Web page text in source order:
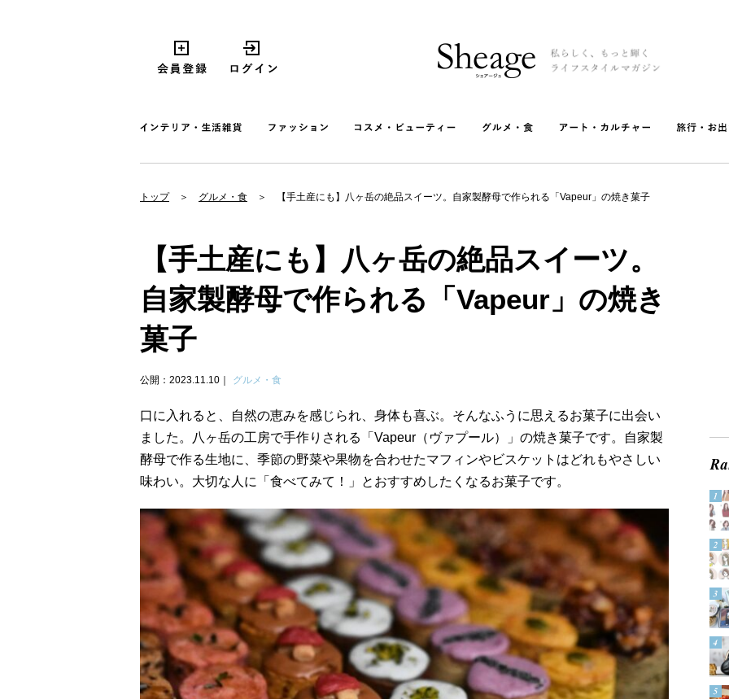
トップ グルメ・食 【手土産にも】八ヶ岳の絶品スイーツ。自家製酵母で作られる「Vapeur」の焼き菓子
【手土産にも】八ヶ岳の絶品スイーツ。
自家製酵母で作られる「Vapeur」の焼き
菓子
公開：2023.11.10 グルメ・食
口に入れると、自然の恵みを感じられ、身体も喜ぶ。そんなふうに思えるお菓子に出会い
ました。八ヶ岳の工房で手作りされる「Vapeur（ヴァプール）」の焼き菓子です。自家製
酵母で作る生地に、季節の野菜や果物を合わせたマフィンやビスケットはどれもやさしい
味わい。大切な人に「食べてみて！」とおすすめしたくなるお菓子です。